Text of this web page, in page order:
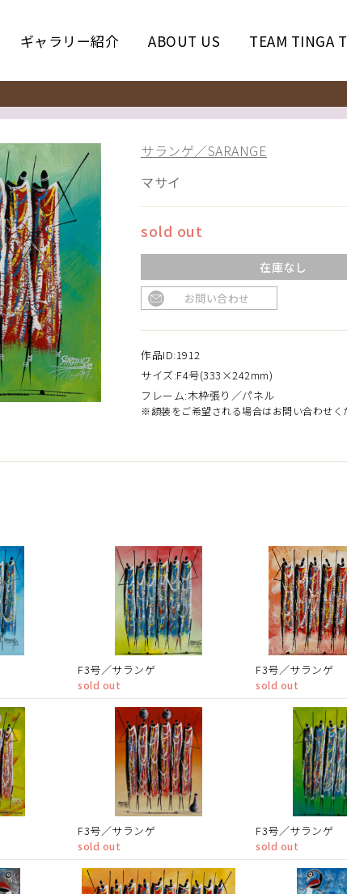
ギャラリー紹介 ABOUT US TEAM TINGA
サランゲ／SARANGE
マサイ
sold out
在庫なし
お問い合わせ
作品ID:1912
サイズ:F4号(333×242mm)
フレーム:木枠張り／パネル
※額装をご希望される場合はお問い合わせく
F3号／サランゲ
sold out
F3号／サランゲ
sold out
F3号／サランゲ
sold out
F3号／サランゲ
sold out